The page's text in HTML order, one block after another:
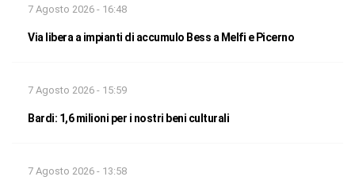
7 Agosto 2026 - 16:48
Via libera a impianti di accumulo Bess a Melfi e Picerno
7 Agosto 2026 - 15:59
Bardi: 1,6 milioni per i nostri beni culturali
7 Agosto 2026 - 13:58